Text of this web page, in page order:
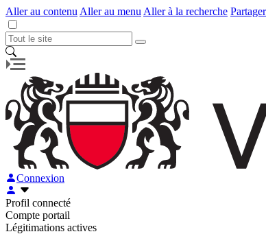
Aller au contenu Aller au menu Aller à la recherche Partager
Connexion
Profil connecté
Compte portail
Légitimations actives